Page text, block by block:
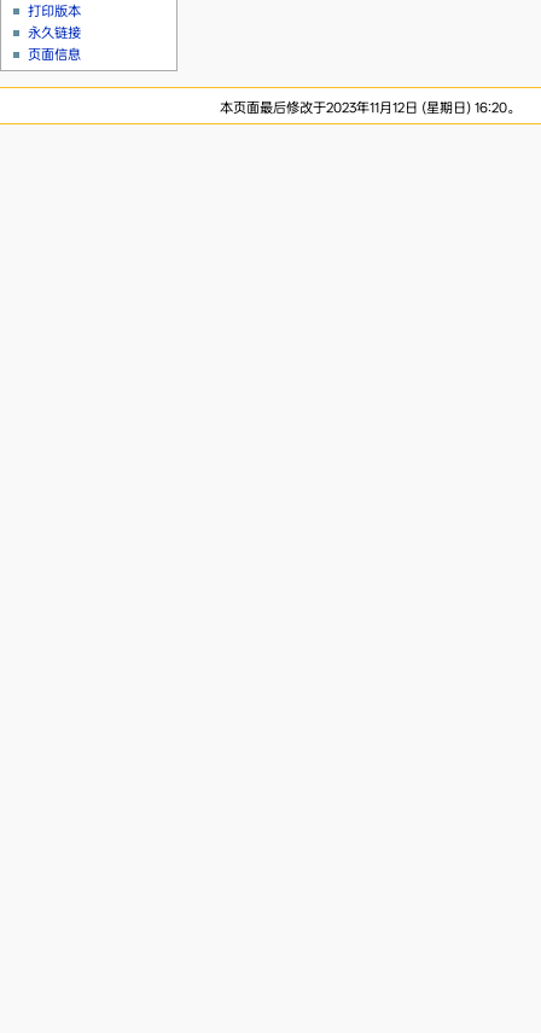
打印版本
永久链接
页面信息
本页面最后修改于2023年11月12日 (星期日) 16:20。